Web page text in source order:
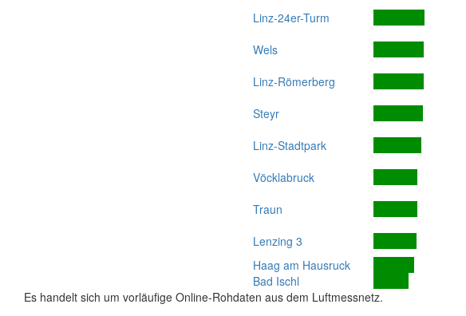
Linz-24er-Turm
Wels
Linz-Römerberg
Steyr
Linz-Stadtpark
Vöcklabruck
Traun
Lenzing 3
Haag am Hausruck
Bad Ischl
Es handelt sich um vorläufige Online-Rohdaten aus dem Luftmessnetz.